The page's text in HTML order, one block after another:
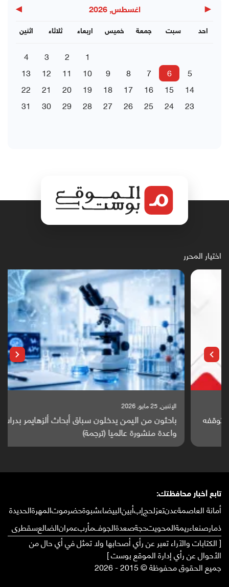
◀ اغسطس, 2026 ▶
اثنين ثلاثاء اربعاء خميس جمعة سبت احد
1
2
3
4
5
6
7
8
9
10
11
12
13
14
15
16
17
18
19
20
21
22
23
24
25
26
27
28
29
30
31
اختيار المحرر
باحثون من اليمن يدخلون سباق أبحاث ألزهايمر بدراسة
واعدة منشورة عالميا (ترجمة)
تابع أخبار محافظتك:
أمانة العاصمةعدنتعزلحجإبأبينالبيضاءشبوةحضرموتالمهرةالحديدة
ذمارصنعاءريمةالمحويتحجةصعدةالجوفمأربعمرانالضالعسقطرى
[ الكتابات والآراء تعبر عن رأي أصحابها ولا تمثل في أي حال من
الأحوال عن رأي إدارة الموقع بوست ]
جميع الحقوق محفوظة © 2015 - 2026